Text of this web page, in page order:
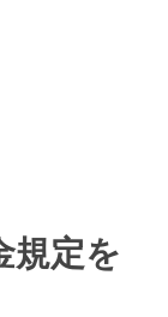
規定を